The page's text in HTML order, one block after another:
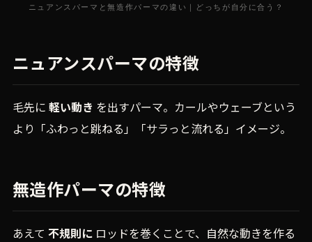
ニュアンスパーマと無造作パーマの違い｜どっちが自分に合う？
ニュアンスパーマの特徴
毛先に 軽い動き を出すパーマ。カールやウェーブという
より「ふわっと跳ねる」「サラっと流れる」イメージ。
無造作パーマの特徴
あえて 不規則にロッドを巻くことで、自然な動きを作る